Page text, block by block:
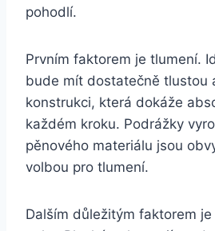
pohodlí.
Prvním faktorem je tlumení.
bude mít dostatečně tlustou
konstrukci, která dokáže
každém kroku. Podrážky
pěnového materiálu jsou
volbou pro tlumení.
Dalším důležitým faktorem